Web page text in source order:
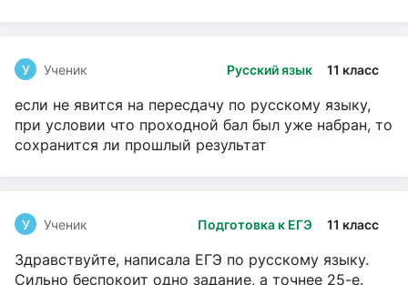
Русский язык 11 класс
У Ученик
если не явится на пересдачу по русскому языку,
при условии что проходной бал был уже набран, то
сохранится ли прошлый результат
Подготовка к ЕГЭ 11 класс
У Ученик
Здравствуйте, написала ЕГЭ по русскому языку.
Сильно беспокоит одно задание, а точнее 25-е.